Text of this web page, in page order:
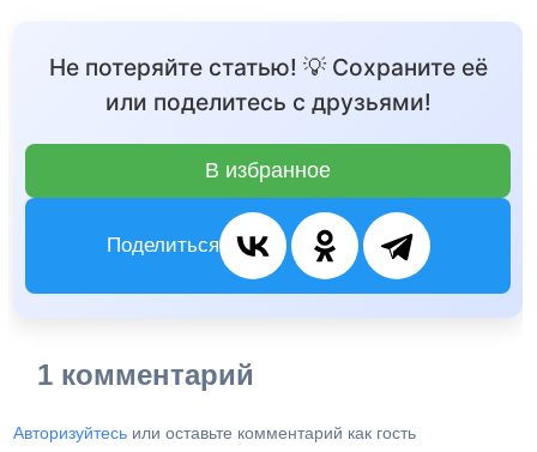
Не потеряйте статью! 💡 Сохраните её
или поделитесь с друзьями!
В избранное
Поделиться
1 комментарий
Авторизуйтесь или оставьте комментарий как гость